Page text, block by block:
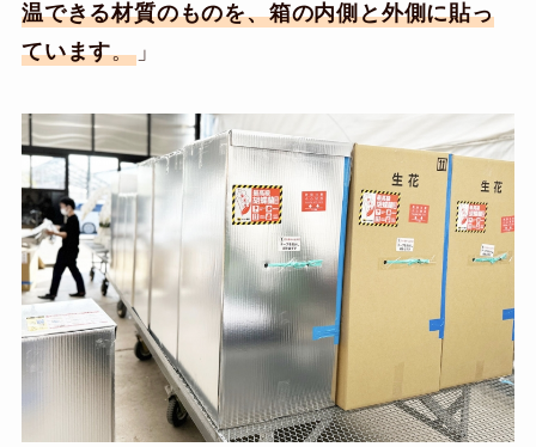
温できる材質のものを、箱の内側と外側に貼っ
ています。」